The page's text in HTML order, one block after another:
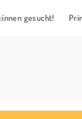
gesucht!